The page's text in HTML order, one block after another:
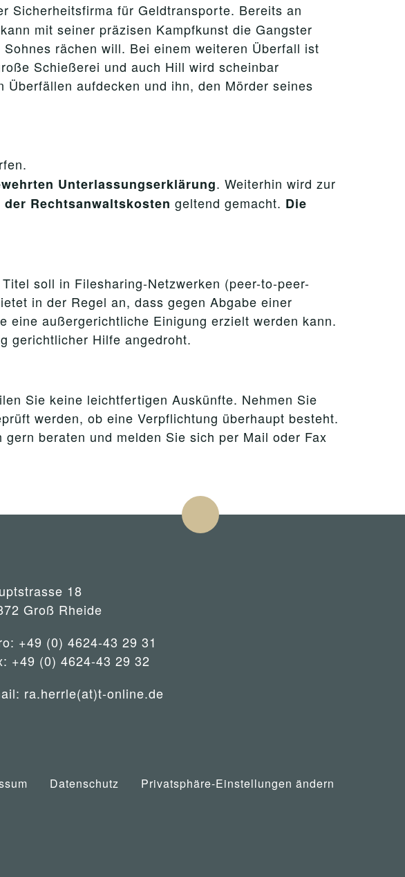
Sicherheitsfirma für Geldtransporte. Bereits an
mit seiner präzisen Kampfkunst die Gangster
rächen will. Bei einem weiteren Überfall ist
Schießerei und auch Hill wird scheinbar
aufdecken und ihn, den Mörder seines
Unterlassungserklärung. Weiterhin wird zur
Rechtsanwaltskosten geltend gemacht. Die
soll in Filesharing-Netzwerken (peer-to-peer-
in der Regel an, dass gegen Abgabe einer
eine außergerichtliche Einigung erzielt werden kann.
gerichtlicher Hilfe angedroht.
Sie keine leichtfertigen Auskünfte. Nehmen Sie
werden, ob eine Verpflichtung überhaupt besteht.
beraten und melden Sie sich per Mail oder Fax
18
Groß Rheide
+49 (0) 4624-43 29 31
+49 (0) 4624-43 29 32
ra.herrle(at)t-online.de
Datenschutz Privatsphäre-Einstellungen ändern